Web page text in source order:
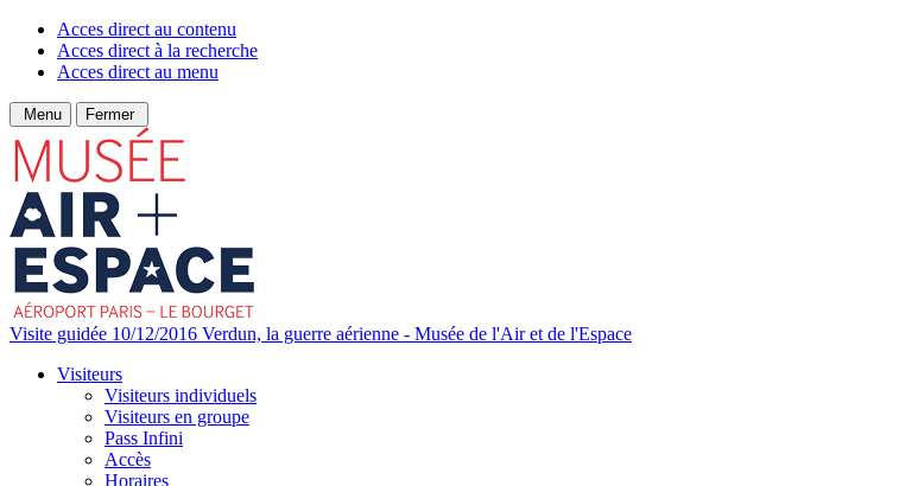
Acces direct au contenu
Acces direct à la recherche
Acces direct au menu
Menu Fermer
Visite guidée 10/12/2016 Verdun, la guerre aérienne - Musée de l'Air et de l'Espace
Visiteurs
Visiteurs individuels
Visiteurs en groupe
Pass Infini
Accès
Horaires